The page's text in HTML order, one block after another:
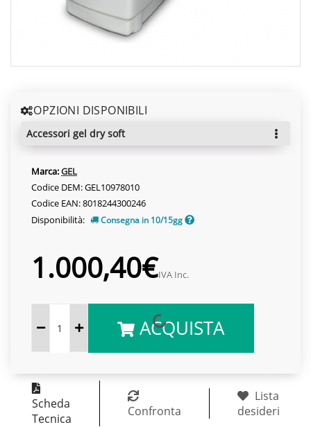
OPZIONI DISPONIBILI
accessori gel dry soft
Marca:GEL
Codice DEM: GEL10978010
Codice EAN: 8018244300246
Disponibilità:
Consegna in 10/15gg
1.000,40€IVA Inc.
ACQUISTA
Scheda
Tecnica
Confronta
Lista
desideri